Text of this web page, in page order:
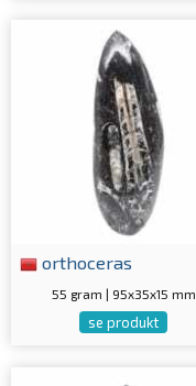
orthoceras
55 gram | 95x35x15 mm
se produkt